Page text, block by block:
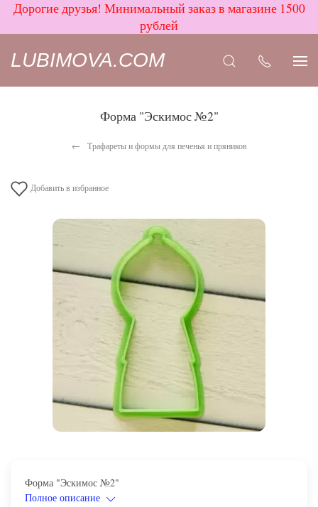
Дорогие друзья! Минимальный заказ в магазине 1500
рублей
LUBIMOVA.COM
Форма "Эскимос №2"
Трафареты и формы для печенья и пряников
Добавить в избранное
Форма "Эскимос №2"
Полное описание